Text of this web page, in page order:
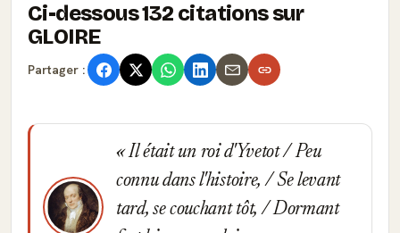
Ci-dessous 132 citations sur
GLOIRE
Partager :
Il était un roi d'Yvetot / Peu
connu dans l'histoire, / Se levant
tard, se couchant tôt, / Dormant